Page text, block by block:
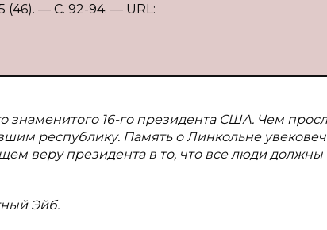
— С. 92-94. — URL:
знаменитого 16-го президента США. Чем
республику. Память о Линкольне
веру президента в то, что все люди должны
Эйб.